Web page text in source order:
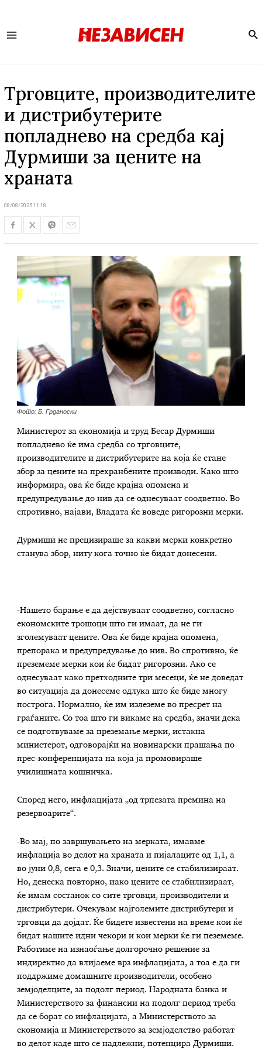
Трговците, производителите
и дистрибутерите
попладнево на средба кај
Дурмиши за цените на
храната
08/08/2025 11:18
Фото: Б. Грданоски
Министерот за економија и труд Бесар Дурмиши
попладнево ќе има средба со трговците,
производителите и дистрибутерите на која ќе стане
збор за цените на прехранбените производи. Како што
информира, ова ќе биде крајна опомена и
предупредување до нив да се однесуваат соодветно. Во
спротивно, најави, Владата ќе воведе ригорозни мерки.
Дурмиши не прецизираше за какви мерки конкретно
станува збор, ниту кога точно ќе бидат донесени.
-Нашето барање е да дејствуваат соодветно, согласно
економските трошоци што ги имаат, да не ги
зголемуваат цените. Ова ќе биде крајна опомена,
препорака и предупредување до нив. Во спротивно, ќе
преземеме мерки кои ќе бидат ригорозни. Ако се
однесуваат како претходните три месеци, ќе не доведат
во ситуација да донесеме одлука што ќе биде многу
построга. Нормално, ќе им излеземе во пресрет на
граѓаните. Со тоа што ги викаме на средба, значи дека
се подготвуваме за преземање мерки, истакна
министерот, одговорајќи на новинарски прашања по
прес-конференцијата на која ја промовираше
училишната кошничка.
Според него, инфлацијата „од трпезата премина на
резервоарите“.
-Во мај, по завршувањето на мерката, имавме
инфлација во делот на храната и пијалаците од 1,1, а
во јуни 0,8, сега е 0,3. Значи, цените се стабилизираат.
Но, денеска повторно, иако цените се стабилизираат,
ќе имам состанок со сите трговци, производители и
дистрибутери. Очекувам најголемите дистрибутери и
трговци да дојдат. Ќе бидете известени на време кои ќе
бидат нашите идни чекори и кои мерки ќе ги пеземеме.
Работиме на изнаоѓање долгорочно решение за
индиректно да влијаеме врз инфлацијата, а тоа е да ги
поддржиме домашните производители, особено
земјоделците, за подолг период. Народната банка и
Министерството за финансии на подолг период треба
да се борат со инфлацијата, а Министерството за
економија и Министерството за земјоделство работат
во делот каде што се надлежни, потенцира Дурмиши.